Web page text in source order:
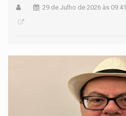
29 de Julho de 2026 às 09:41